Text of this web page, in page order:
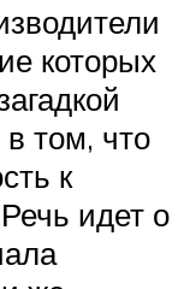
которых
том, что
к
идет о